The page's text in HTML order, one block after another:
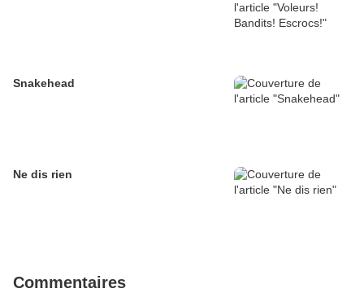
Snakehead
Ne dis rien
Commentaires